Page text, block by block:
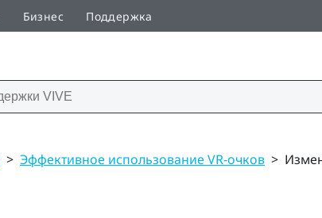
Бизнес Поддержка
> Эффективное использование VR-очков >